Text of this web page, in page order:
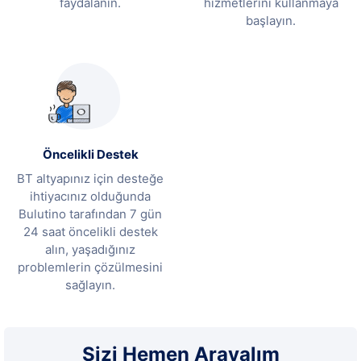
başlayın.
Öncelikli Destek
BT altyapınız için desteğe
ihtiyacınız olduğunda
Bulutino tarafından 7 gün
24 saat öncelikli destek
alın, yaşadığınız
problemlerin çözülmesini
sağlayın.
Sizi Hemen Arayalım